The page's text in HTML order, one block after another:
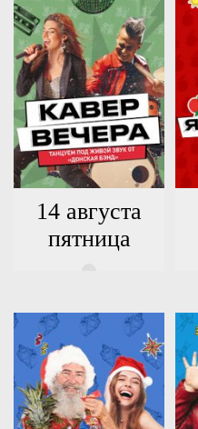
14 августа
пятница